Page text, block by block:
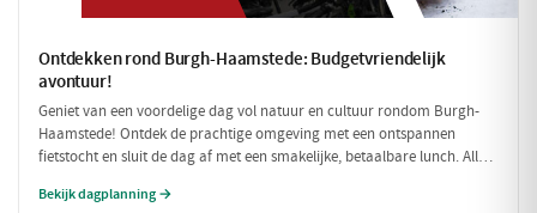
Ontdekken rond Burgh-Haamstede: Budgetvriendelijk
avontuur!
Geniet van een voordelige dag vol natuur en cultuur rondom Burgh-
Haamstede! Ontdek de prachtige omgeving met een ontspannen
fietstocht en sluit de dag af met een smakelijke, betaalbare lunch. Alle
de portemonnee te veel te belasten!
Bekijk dagplanning →